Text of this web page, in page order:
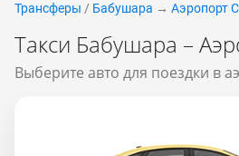
Трансферы / Бабушара → Аэропорт
Такси Бабушара –
Выберите авто для поездки в